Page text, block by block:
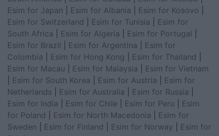
Esim for Japan
Esim for Albania Esim for Kosovo
Esim for Switzerland
Esim for Tunisia
Esim for
South Africa
Esim for Algeria Esim for Portugal
Esim for Brazil
Esim for Argentina
Esim for
Colombia
Esim for Hong Kong Esim for Thailand
Esim for Macau
Esim for Malaysia
Esim for Vietnam
Esim for South Korea Esim for Austria
Esim for
Netherlands
Esim for Australia Esim for Russia
Esim for India
Esim for Chile Esim for Peru
Esim
for Poland
Esim for North Macedonia
Esim for
Sweden
Esim for Finland Esim for Norway
Esim for